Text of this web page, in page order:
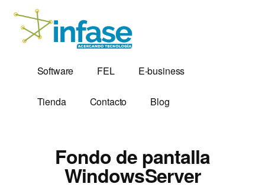
contenido
Additional
menu
Soluciones
Tecnológicas
desde
1,999
Electrónica
Software FEL E-business
Tienda Contacto Blog
Fondo de pantalla
WindowsServer